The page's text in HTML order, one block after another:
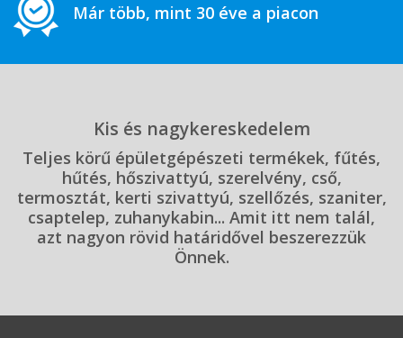
Már több, mint 30 éve a piacon
Kis és nagykereskedelem
Teljes körű épületgépészeti termékek, fűtés,
hűtés, hőszivattyú, szerelvény, cső,
termosztát, kerti szivattyú, szellőzés, szaniter,
csaptelep, zuhanykabin... Amit itt nem talál,
azt nagyon rövid határidővel beszerezzük
Önnek.